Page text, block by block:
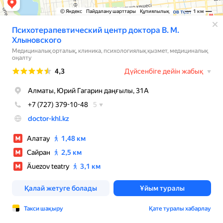
© Яндекс Пайдалану шарттары Құпиялылық 1 км
Психотерапевтический центр доктора В. М.
Хлыновского
Медициналық орталық, клиника, психологиялық қызмет, медициналық
оңалту
Рейтинг
4,3 Дүйсенбіге дейін жабық
Алматы, Юрий Гагарин даңғылы, 31А
+7 (727) 379-10-48
5
doctor-khl.kz
Алатау
1,48 км
Сайран
2,5 км
Äuezov teatry
3,1 км
Қалай жетуге болады Ұйым туралы
Такси шақыру Қате туралы хабарлау